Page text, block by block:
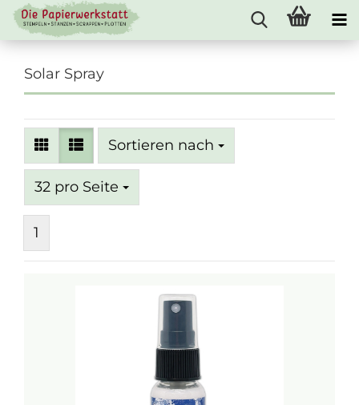
Solar Spray
Sortieren nach
Sortieren nach
32 pro Seite
pro Seite
1